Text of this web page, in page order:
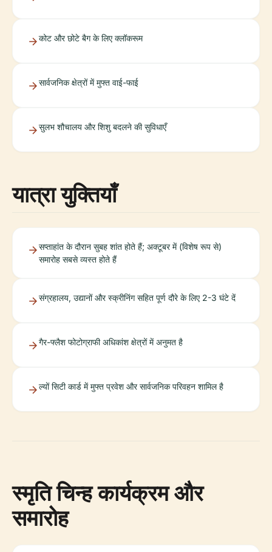
कोट और छोटे बैग के लिए क्लॉकरूम
सार्वजनिक क्षेत्रों में मुफ्त वाई-फाई
सुलभ शौचालय और शिशु बदलने की सुविधाएँ
यात्रा युक्तियाँ
सप्ताहांत के दौरान सुबह शांत होते हैं; अक्टूबर में (विशेष रूप से)
समारोह सबसे व्यस्त होते हैं
संग्रहालय, उद्यानों और स्क्रीनिंग सहित पूर्ण दौरे के लिए 2-3 घंटे दें
गैर-फ्लैश फोटोग्राफी अधिकांश क्षेत्रों में अनुमत है
ल्यों सिटी कार्ड में मुफ्त प्रवेश और सार्वजनिक परिवहन शामिल है
स्मृति चिन्ह कार्यक्रम और
समारोह